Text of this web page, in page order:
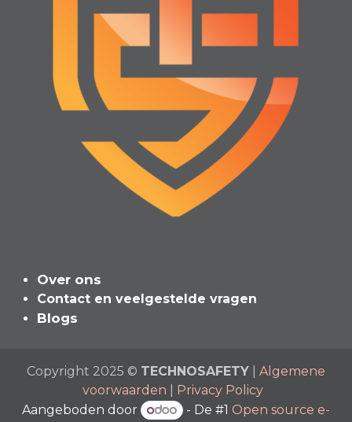
Over ons
Contact en veelgeste​l​de vragen
Blogs
Copyright 2025 © TECHNOSAFETY
Algemene
voorwaarden
Privacy Policy
Aangeboden door
- De #1 Open source e-